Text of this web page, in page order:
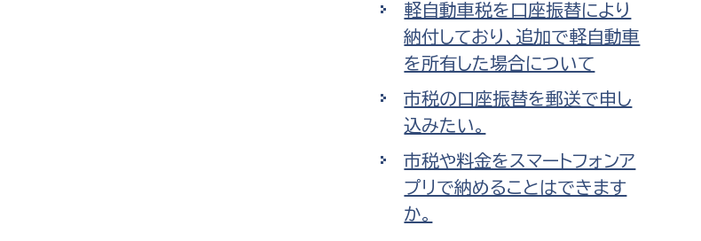
軽自動車税を口座振替により
納付しており、追加で軽自動車
を所有した場合について
市税の口座振替を郵送で申し
込みたい。
市税や料金をスマートフォンア
プリで納めることはできます
か。